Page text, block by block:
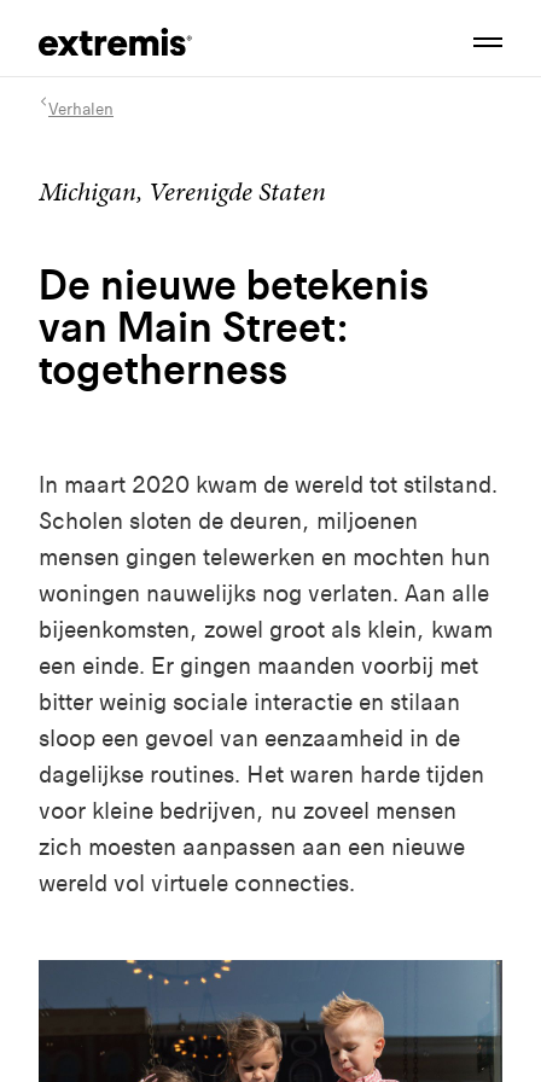
Verhalen
Michigan, Verenigde Staten
De nieuwe betekenis
van Main Street:
togetherness
In maart 2020 kwam de wereld tot stilstand.
Scholen sloten de deuren, miljoenen
mensen gingen telewerken en mochten hun
woningen nauwelijks nog verlaten. Aan alle
bijeenkomsten, zowel groot als klein, kwam
een einde. Er gingen maanden voorbij met
bitter weinig sociale interactie en stilaan
sloop een gevoel van eenzaamheid in de
dagelijkse routines. Het waren harde tijden
voor kleine bedrijven, nu zoveel mensen
zich moesten aanpassen aan een nieuwe
wereld vol virtuele connecties.